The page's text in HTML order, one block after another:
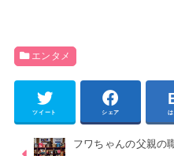
エンタメ
ツイート シェア
フワちゃんの父親の